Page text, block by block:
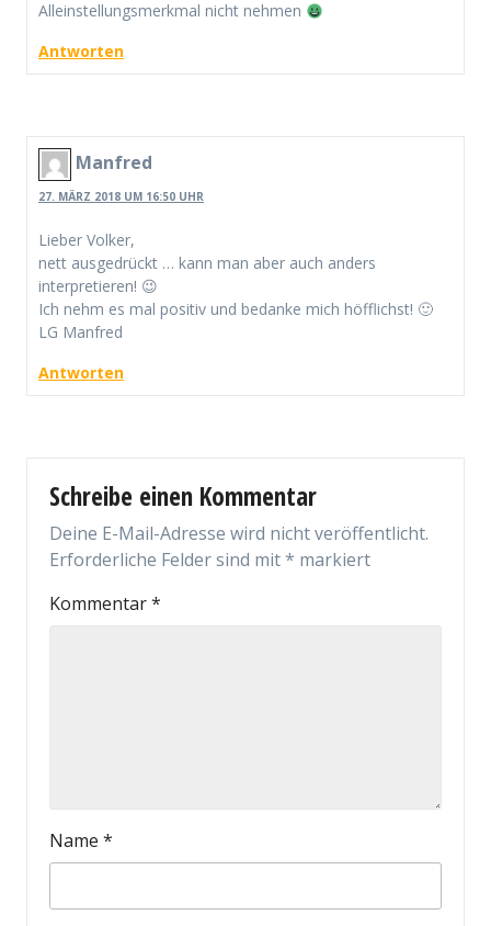
Alleinstellungsmerkmal nicht nehmen
Antworten
Manfred
27. MÄRZ 2018 UM 16:50 UHR
Lieber Volker,
nett ausgedrückt … kann man aber auch anders
interpretieren! 😉
Ich nehm es mal positiv und bedanke mich höfflichst! 🙂
LG Manfred
Antworten
Schreibe einen Kommentar
Deine E-Mail-Adresse wird nicht veröffentlicht.
Erforderliche Felder sind mit* markiert
Kommentar*
Name *